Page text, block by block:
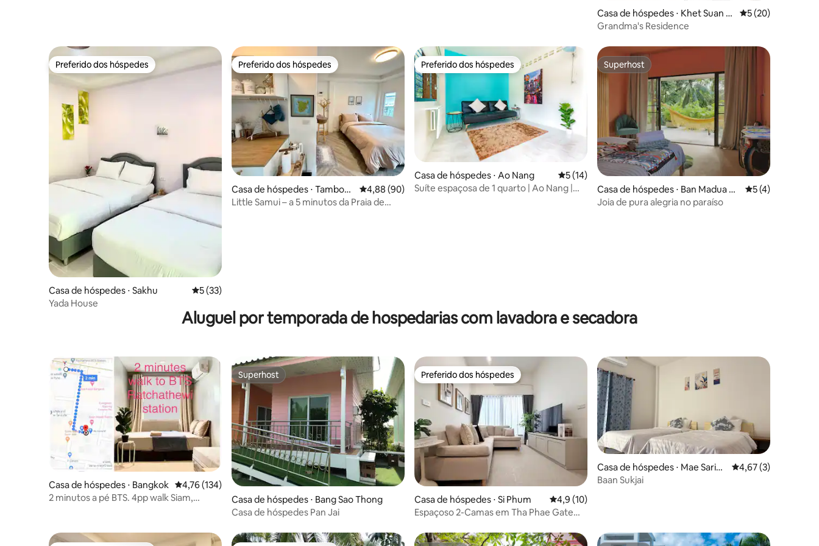
Casa de hóspedes ⋅ Khet Suan L
uang
5 de uma
5 (20)
Grandma's Residence
Preferido dos hóspedes
Preferido dos hóspedes
Casa de hóspedes ⋅ Sakhu 5 de uma avaliação média de 5, 33 avaliações
5 (33)
Yada House
Preferido dos hóspedes
Preferido dos hóspedes
Casa de hóspedes ⋅ Tambon
Mae Nam
4,88 de uma avaliação média de 5, 90 avaliações
4,88 (90)
Little Samui – a 5 minutos da Praia de
Preferido dos hóspedes
Preferido dos hóspedes
Casa de hóspedes ⋅ Ao Nang 5 de uma avaliação média de 5, 14 avaliações
5 (14)
Suíte espaçosa de 1 quarto | Ao Nang |
Superhost
Superhost
Casa de hóspedes ⋅ Ban Madua W
an
5 de uma
5 (4)
Joia de pura alegria no paraíso
Aluguel por temporada de hospedarias com lavadora e secadora
Casa de hóspedes ⋅ Bangkok 4,76 de uma avaliação média de 5, 134 avaliações
4,76 (134)
2 minutos a pé BTS. 4pp walk Siam,
Superhost
Superhost
Casa de hóspedes ⋅ Bang Sao Thong
Casa de hóspedes Pan Jai
Preferido dos hóspedes
Preferido dos hóspedes
Casa de hóspedes ⋅ Si Phum 4,9 de uma avaliação média de 5, 10 avaliações
4,9 (10)
Espaçoso 2-Camas em Tha Phae Gate
Casa de hóspedes ⋅ Mae Sarian
g
4,67 de uma
4,67 (3)
Baan Sukjai